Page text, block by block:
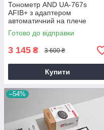
Тонометр AND UA-767s
AFIB+ з адаптером
автоматичний на плече
гарантія 10 років
Готово до відправки
3 145 ₴ 3 600 ₴
Купити
–54%